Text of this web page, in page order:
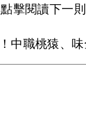
點擊閱讀下一